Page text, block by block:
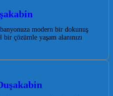
modern bir dokunuş
çözümle yaşam alanınızı